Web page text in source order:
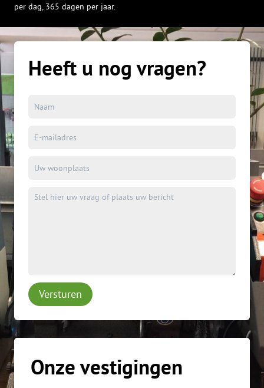
per dag, 365 dagen per jaar.
Heeft u nog vragen?
Versturen
Onze vestigingen